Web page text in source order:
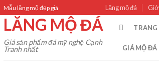
Mẫu lăng mộ đẹp giá Lăng mộ đá
LĂNG MỘ ĐÁ
Giá sản phẩm đá mỹ nghệ Cạnh
Tranh nhất
TRANG
GIÁ MỘ ĐÁ